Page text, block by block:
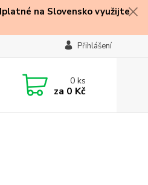
na Slovensko využijte
Přihlášení
0ks
za 0 Kč